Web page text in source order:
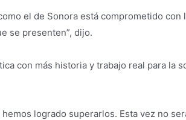
el de Sonora está comprometido
se presenten”, dijo.
con más historia y trabajo real para la
logrado superarlos. Esta vez no